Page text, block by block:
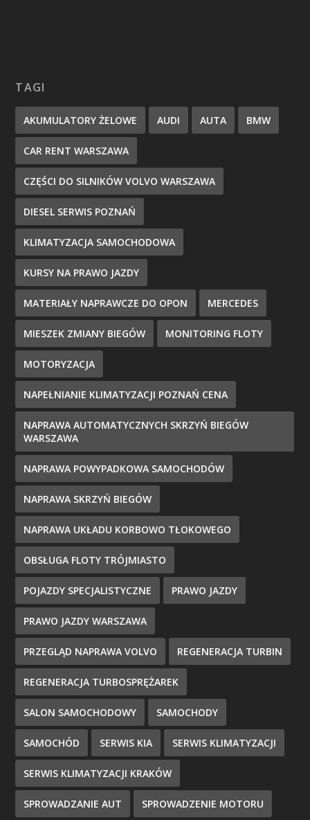
TAGI
AKUMULATORY ŻELOWE AUDI AUTA BMW
CAR RENT WARSZAWA
CZĘŚCI DO SILNIKÓW VOLVO WARSZAWA
DIESEL SERWIS POZNAŃ
KLIMATYZACJA SAMOCHODOWA
KURSY NA PRAWO JAZDY
MATERIAŁY NAPRAWCZE DO OPON MERCEDES
MIESZEK ZMIANY BIEGÓW MONITORING FLOTY
MOTORYZACJA
NAPEŁNIANIE KLIMATYZACJI POZNAŃ CENA
NAPRAWA AUTOMATYCZNYCH SKRZYŃ BIEGÓW
WARSZAWA
NAPRAWA POWYPADKOWA SAMOCHODÓW
NAPRAWA SKRZYŃ BIEGÓW
NAPRAWA UKŁADU KORBOWO TŁOKOWEGO
OBSŁUGA FLOTY TRÓJMIASTO
POJAZDY SPECJALISTYCZNE PRAWO JAZDY
PRAWO JAZDY WARSZAWA
PRZEGLĄD NAPRAWA VOLVO REGENERACJA TURBIN
REGENERACJA TURBOSPRĘŻAREK
SALON SAMOCHODOWY SAMOCHODY
SAMOCHÓD SERWIS KIA SERWIS KLIMATYZACJI
SERWIS KLIMATYZACJI KRAKÓW
SPROWADZANIE AUT SPROWADZENIE MOTORU